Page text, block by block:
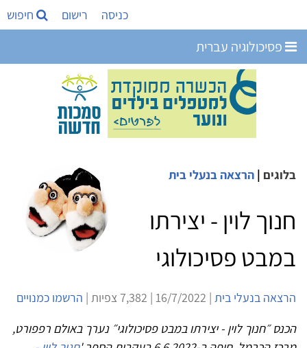
כניסה רישום חיפוש
פסיכולוגיה עברית
בלוגים | הרצאה בנעלי בית
חנוך לוין - יצירתו
במבט פסיכולוגי
הרצאה בנעלי בית | 16/7/2022 | 7,382 צפיות |
הרשמו כמנויים
הכנס ״חנוך לוין - יצירתו במבט פסיכולוגי״ נערך באולם רפפורט,